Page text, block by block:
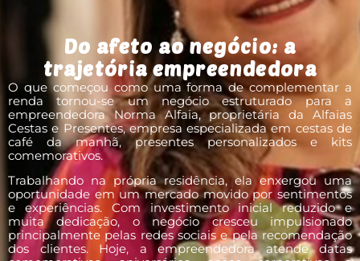
Do afeto ao negócio: a
trajetória empreendedora
O que começou como uma forma de complementar a
renda tornou-se um negócio estruturado para a
empreendedora Norma Alfaia, proprietária da Alfaias
Cestas e Presentes, empresa especializada em cestas de
café da manhã, presentes personalizados e kits
comemorativos.
Trabalhando na própria residência, ela enxergou uma
oportunidade em um mercado movido por sentimentos
e experiências. Com investimento inicial reduzido e
muita dedicação, o negócio cresceu impulsionado
principalmente pelas redes sociais e pela recomendação
dos clientes. Hoje, a empreendedora atende datas